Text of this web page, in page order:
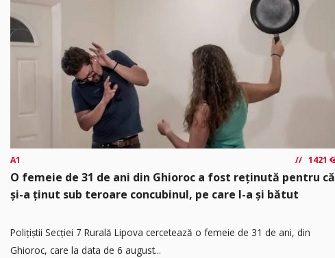
A1 1421
O femeie de 31 de ani din Ghioroc a fost reținută pentru că
și-a ținut sub teroare concubinul, pe care l-a și bătut
​Polițiștii Secției 7 Rurală Lipova cercetează o femeie de 31 de ani, din
Ghioroc, care la data de 6 august...